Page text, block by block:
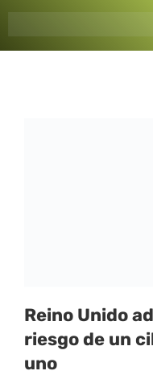
Reino Unido
riesgo de un
uno